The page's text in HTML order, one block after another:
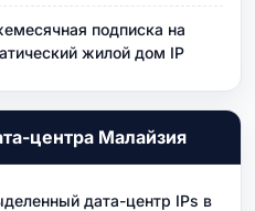
подписка на
жилой дом IP
центра Малайзия
дата-центр IPs в